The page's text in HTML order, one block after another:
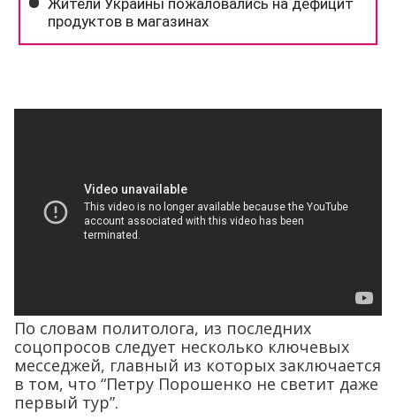
По словам политолога, из последних
соцопросов следует несколько ключевых
месседжей, главный из которых заключается
в том, что “Петру Порошенко не светит даже
первый тур”.